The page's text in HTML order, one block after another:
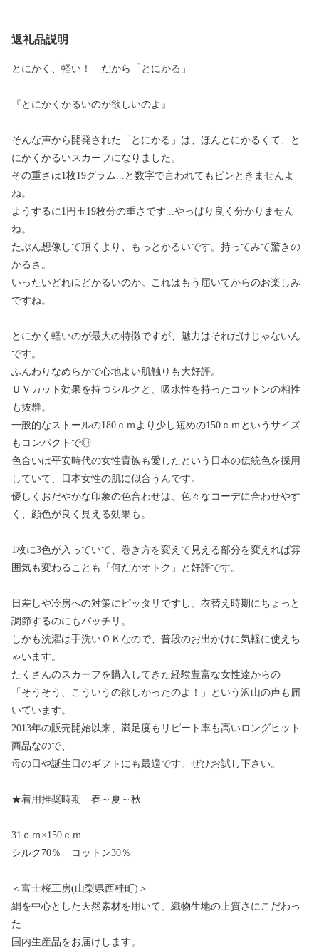
返礼品説明
とにかく、軽い！ だから「とにかる」
『とにかくかるいのが欲しいのよ』
そんな声から開発された「とにかる」は、ほんとにかるくて、と
にかくかるいスカーフになりました。
その重さは1枚19グラム...と数字で言われてもピンときませんよ
ね。
ようするに1円玉19枚分の重さです...やっぱり良く分かりません
ね。
たぶん想像して頂くより、もっとかるいです。持ってみて驚きの
かるさ。
いったいどれほどかるいのか。これはもう届いてからのお楽しみ
ですね。
とにかく軽いのが最大の特徴ですが、魅力はそれだけじゃないん
です。
ふんわりなめらかで心地よい肌触りも大好評。
ＵＶカット効果を持つシルクと、吸水性を持ったコットンの相性
も抜群。
一般的なストールの180ｃｍより少し短めの150ｃｍというサイズ
もコンパクトで◎
色合いは平安時代の女性貴族も愛したという日本の伝統色を採用
していて、日本女性の肌に似合うんです。
優しくおだやかな印象の色合わせは、色々なコーデに合わせやす
く、顔色が良く見える効果も。
1枚に3色が入っていて、巻き方を変えて見える部分を変えれば雰
囲気も変わることも「何だかオトク」と好評です。
日差しや冷房への対策にピッタリですし、衣替え時期にちょっと
調節するのにもバッチリ。
しかも洗濯は手洗いＯＫなので、普段のお出かけに気軽に使えち
ゃいます。
たくさんのスカーフを購入してきた経験豊富な女性達からの
「そうそう、こういうの欲しかったのよ！」という沢山の声も届
いています。
2013年の販売開始以来、満足度もリピート率も高いロングヒット
商品なので、
母の日や誕生日のギフトにも最適です。ぜひお試し下さい。
★着用推奨時期 春～夏～秋
31ｃｍ×150ｃｍ
シルク70％ コットン30％
＜富士桜工房(山梨県西桂町)＞
絹を中心とした天然素材を用いて、織物生地の上質さにこだわっ
た
国内生産品をお届けします。